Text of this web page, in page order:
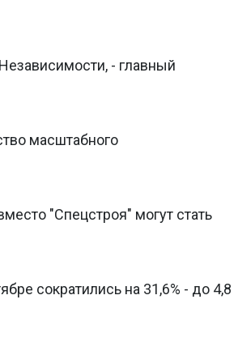
- главный
масштабного
"Спецстроя" могут стать
сократились на 31,6% - до 4,8